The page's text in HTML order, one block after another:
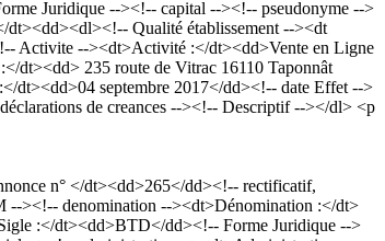
Juridique --><!-- capital --><!-- pseudonyme -->
Qualité établissement --><dt
Activite --><dt>Activité :</dt><dd>Vente en Ligne
dt><dd> 235 route de Vitrac 16110 Taponnât
septembre 2017</dd><!-- date Effet -->
de creances --><!-- Descriptif --></dl> <p
n° </dt><dd>265</dd><!-- rectificatif,
--><!-- denomination --><dt>Dénomination :</dt>
:</dt><dd>BTD</dd><!-- Forme Juridique -->